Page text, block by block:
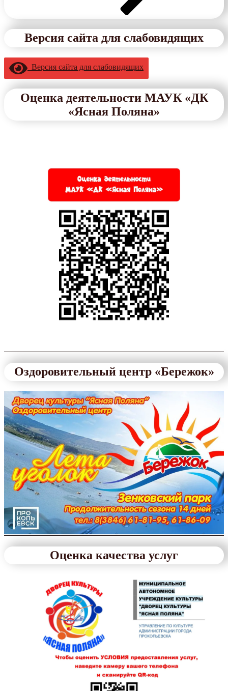
Версия сайта для слабовидящих
Версия сайта для слабовидящих
Оценка деятельности МАУК «ДК
«Ясная Поляна»
Оздоровительный центр «Бережок»
Оценка качества услуг